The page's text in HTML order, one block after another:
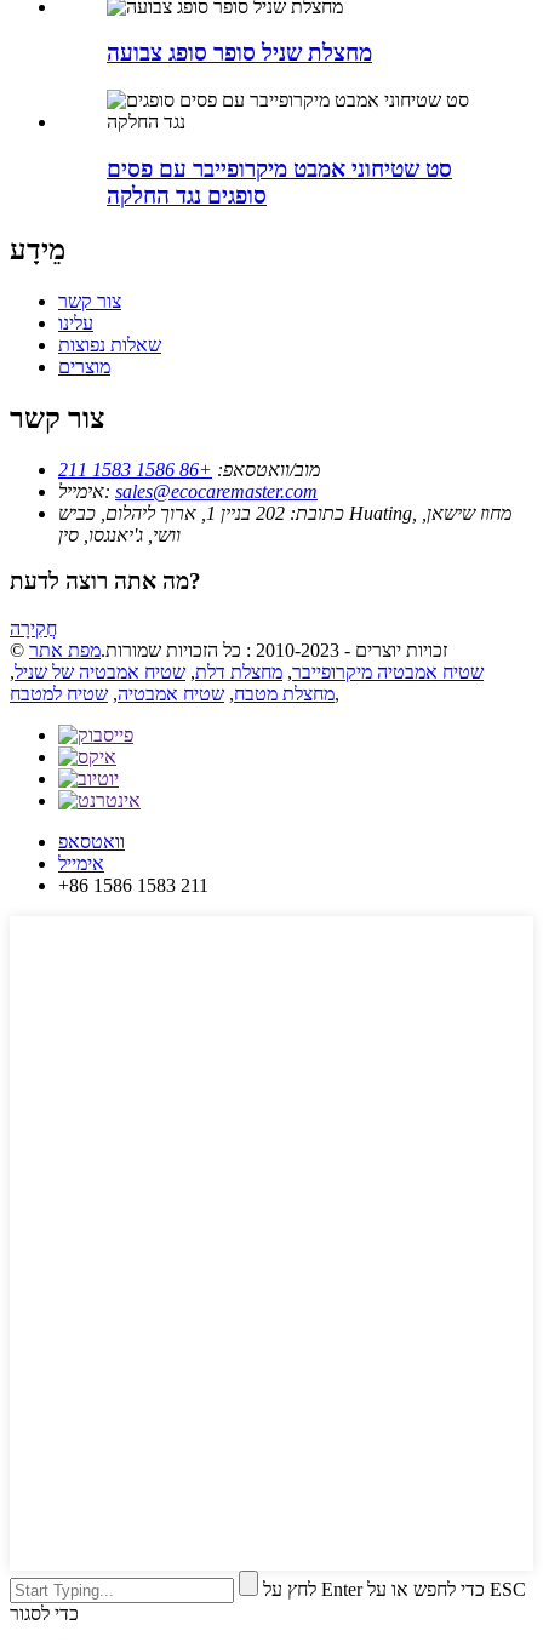
מחצלת שניל סופר סופג צבועה
סט שטיחוני אמבט מיקרופייבר עם פסים
סופגים נגד החלקה
מֵידָע
צור קשר
עלינו
שאלות נפוצות
מוצרים
צור קשר
מוב/וואטסאפ: +86 1586 1583 211
אימייל: sales@ecocaremaster.com
כתובת:
202 בניין 1, ארוך ליהלום, כביש Huating, מחוז שישאן,
וושי, ג'יאנגסו, סין
מה אתה רוצה לדעת?
חֲקִירָה
© זכויות יוצרים - 2010-2023 : כל הזכויות שמורות.
מפת אתר
שטיח אמבטיה מיקרופייבר, מחצלת דלת, שטיח אמבטיה של שניל,
מחצלת מטבח, שטיח אמבטיה, שטיח למטבח ,
וואטסאפ
אימייל
+86 1586 1583 211
לחץ על Enter כדי לחפש או על ESC
כדי לסגור